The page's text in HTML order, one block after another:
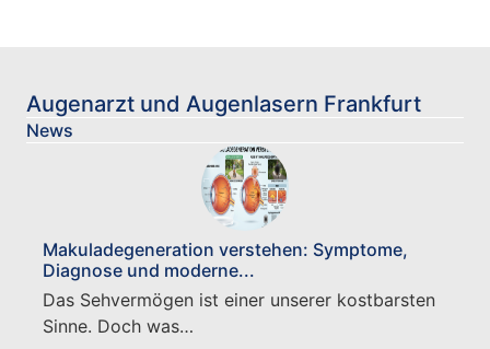
Augenarzt und Augenlasern Frankfurt
News
Makuladegeneration verstehen: Symptome,
Diagnose und moderne...
Das Sehvermögen ist einer unserer kostbarsten
Sinne. Doch was…